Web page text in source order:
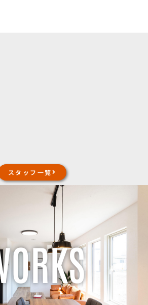
スタッフ一覧